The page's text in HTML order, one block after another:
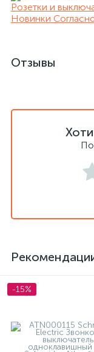
Розетки и
Новинки
Отзывы
-15%